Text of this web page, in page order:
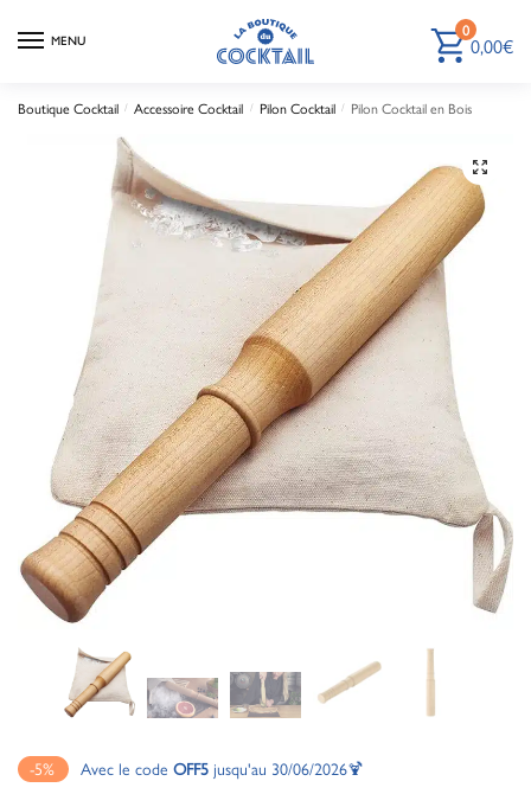
MENU 0
0,00€
Boutique Cocktail / Accessoire Cocktail / Pilon Cocktail / Pilon Cocktail en Bois
🔍
-5% Avec le code OFF5 jusqu'au 30/06/2026🍹